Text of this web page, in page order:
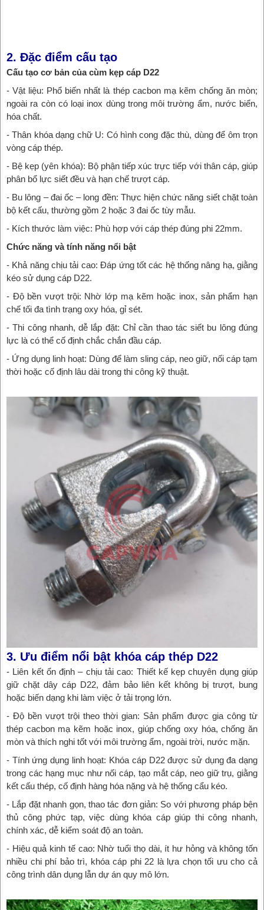
2. Đặc điểm cấu tạo
Cấu tạo cơ bản của cùm kẹp cáp D22
- Vật liệu: Phổ biến nhất là thép cacbon mạ kẽm chống ăn mòn;
ngoài ra còn có loại inox dùng trong môi trường ẩm, nước biển,
hóa chất.
- Thân khóa dạng chữ U: Có hình cong đặc thù, dùng để ôm trọn
vòng cáp thép.
- Bệ kẹp (yên khóa): Bộ phận tiếp xúc trực tiếp với thân cáp, giúp
phân bổ lực siết đều và hạn chế trượt cáp.
- Bu lông – đai ốc – long đền: Thực hiện chức năng siết chặt toàn
bộ kết cấu, thường gồm 2 hoặc 3 đai ốc tùy mẫu.
- Kích thước làm việc: Phù hợp với cáp thép đúng phi 22mm.
Chức năng và tính năng nổi bật
- Khả năng chịu tải cao: Đáp ứng tốt các hệ thống nâng hạ, giằng
kéo sử dụng cáp D22.
- Độ bền vượt trội: Nhờ lớp mạ kẽm hoặc inox, sản phẩm hạn
chế tối đa tình trạng oxy hóa, gỉ sét.
- Thi công nhanh, dễ lắp đặt: Chỉ cần thao tác siết bu lông đúng
lực là có thể cố định chắc chắn đầu cáp.
- Ứng dụng linh hoạt: Dùng để làm sling cáp, neo giữ, nối cáp tạm
thời hoặc cố định lâu dài trong thi công kỹ thuật.
3. Ưu điểm nổi bật khóa cáp thép D22
- Liên kết ổn định – chịu tải cao: Thiết kế kẹp chuyên dụng giúp
giữ chặt dây cáp D22, đảm bảo liên kết không bị trượt, bung
hoặc biến dạng khi làm việc ở tải trọng lớn.
- Độ bền vượt trội theo thời gian: Sản phẩm được gia công từ
thép cacbon mạ kẽm hoặc inox, giúp chống oxy hóa, chống ăn
mòn và thích nghi tốt với môi trường ẩm, ngoài trời, nước mặn.
- Tính ứng dụng linh hoạt: Khóa cáp D22 được sử dụng đa dạng
trong các hạng mục như nối cáp, tạo mắt cáp, neo giữ trụ, giằng
kết cấu thép, cố định hàng hóa nặng và hệ thống cẩu kéo.
- Lắp đặt nhanh gọn, thao tác đơn giản: So với phương pháp bện
thủ công phức tạp, việc dùng khóa cáp giúp thi công nhanh,
chính xác, dễ kiểm soát độ an toàn.
- Hiệu quả kinh tế cao: Nhờ tuổi thọ dài, ít hư hỏng và không tốn
nhiều chi phí bảo trì, khóa cáp phi 22 là lựa chọn tối ưu cho cả
công trình dân dụng lẫn dự án quy mô lớn.